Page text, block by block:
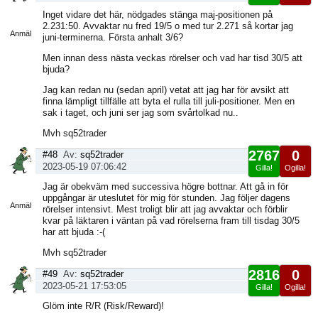
Anmäl
Inget vidare det här, nödgades stänga maj-positionen på
2.231:50. Avvaktar nu fred 19/5 o med tur 2.271 så kortar jag
juni-terminerna. Första anhalt 3/6?
Men innan dess nästa veckas rörelser och vad har tisd 30/5 att
bjuda?
Jag kan redan nu (sedan april) vetat att jag har för avsikt att
finna lämpligt tillfälle att byta el rulla till juli-positioner. Men en
sak i taget, och juni ser jag som svårtolkad nu..
Mvh sq52trader
Anmäl
0
Ogilla!
2767
Gilla!
#48 Av: sq52trader
2023-05-19 07:06:42
Jag är obekväm med successiva högre bottnar. Att gå in för
uppgångar är uteslutet för mig för stunden. Jag följer dagens
rörelser intensivt. Mest troligt blir att jag avvaktar och förblir
kvar på läktaren i väntan på vad rörelserna fram till tisdag 30/5
har att bjuda :-(
Mvh sq52trader
0
Ogilla!
2816
Gilla!
#49 Av: sq52trader
2023-05-21 17:53:05
Glöm inte R/R (Risk/Reward)!